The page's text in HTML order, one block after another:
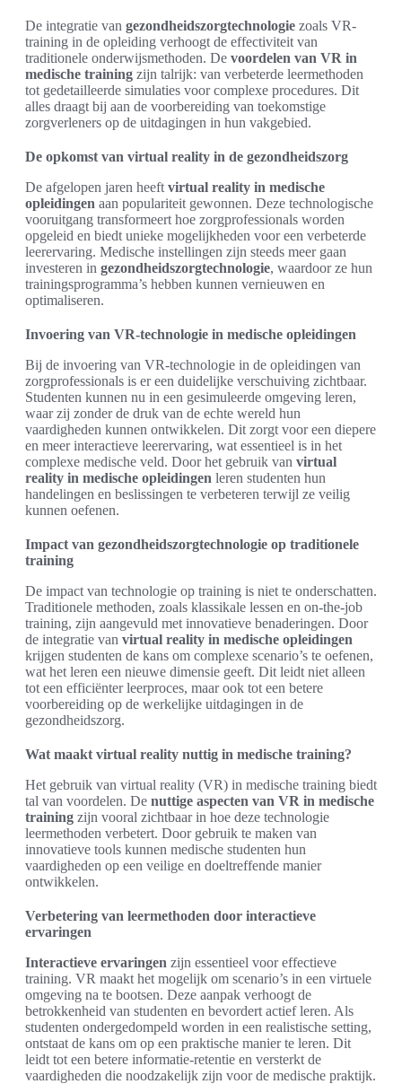
De integratie van gezondheidszorgtechnologie zoals VR-
training in de opleiding verhoogt de effectiviteit van
traditionele onderwijsmethoden. De voordelen van VR in
medische training zijn talrijk: van verbeterde leermethoden
tot gedetailleerde simulaties voor complexe procedures. Dit
alles draagt bij aan de voorbereiding van toekomstige
zorgverleners op de uitdagingen in hun vakgebied.
De opkomst van virtual reality in de gezondheidszorg
De afgelopen jaren heeft virtual reality in medische
opleidingen aan populariteit gewonnen. Deze technologische
vooruitgang transformeert hoe zorgprofessionals worden
opgeleid en biedt unieke mogelijkheden voor een verbeterde
leerervaring. Medische instellingen zijn steeds meer gaan
investeren in gezondheidszorgtechnologie, waardoor ze hun
trainingsprogramma’s hebben kunnen vernieuwen en
optimaliseren.
Invoering van VR-technologie in medische opleidingen
Bij de invoering van VR-technologie in de opleidingen van
zorgprofessionals is er een duidelijke verschuiving zichtbaar.
Studenten kunnen nu in een gesimuleerde omgeving leren,
waar zij zonder de druk van de echte wereld hun
vaardigheden kunnen ontwikkelen. Dit zorgt voor een diepere
en meer interactieve leerervaring, wat essentieel is in het
complexe medische veld. Door het gebruik van virtual
reality in medische opleidingen leren studenten hun
handelingen en beslissingen te verbeteren terwijl ze veilig
kunnen oefenen.
Impact van gezondheidszorgtechnologie op traditionele
training
De impact van technologie op training is niet te onderschatten.
Traditionele methoden, zoals klassikale lessen en on-the-job
training, zijn aangevuld met innovatieve benaderingen. Door
de integratie van virtual reality in medische opleidingen
krijgen studenten de kans om complexe scenario’s te oefenen,
wat het leren een nieuwe dimensie geeft. Dit leidt niet alleen
tot een efficiënter leerproces, maar ook tot een betere
voorbereiding op de werkelijke uitdagingen in de
gezondheidszorg.
Wat maakt virtual reality nuttig in medische training?
Het gebruik van virtual reality (VR) in medische training biedt
tal van voordelen. De nuttige aspecten van VR in medische
training zijn vooral zichtbaar in hoe deze technologie
leermethoden verbetert. Door gebruik te maken van
innovatieve tools kunnen medische studenten hun
vaardigheden op een veilige en doeltreffende manier
ontwikkelen.
Verbetering van leermethoden door interactieve
ervaringen
Interactieve ervaringen zijn essentieel voor effectieve
training. VR maakt het mogelijk om scenario’s in een virtuele
omgeving na te bootsen. Deze aanpak verhoogt de
betrokkenheid van studenten en bevordert actief leren. Als
studenten ondergedompeld worden in een realistische setting,
ontstaat de kans om op een praktische manier te leren. Dit
leidt tot een betere informatie-retentie en versterkt de
vaardigheden die noodzakelijk zijn voor de medische praktijk.